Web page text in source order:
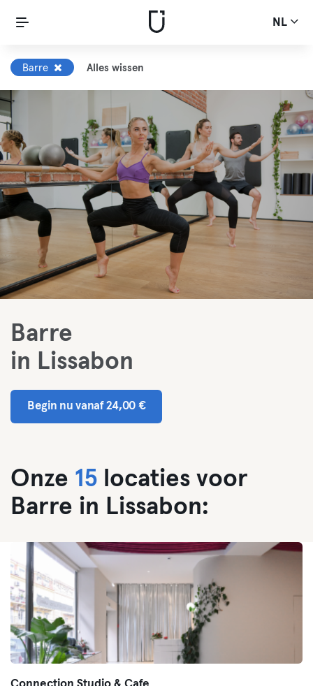
NL
Barre Alles wissen
Barre
in Lissabon
Begin nu vanaf 24,00 €
Onze 15 locaties voor
Barre in Lissabon: